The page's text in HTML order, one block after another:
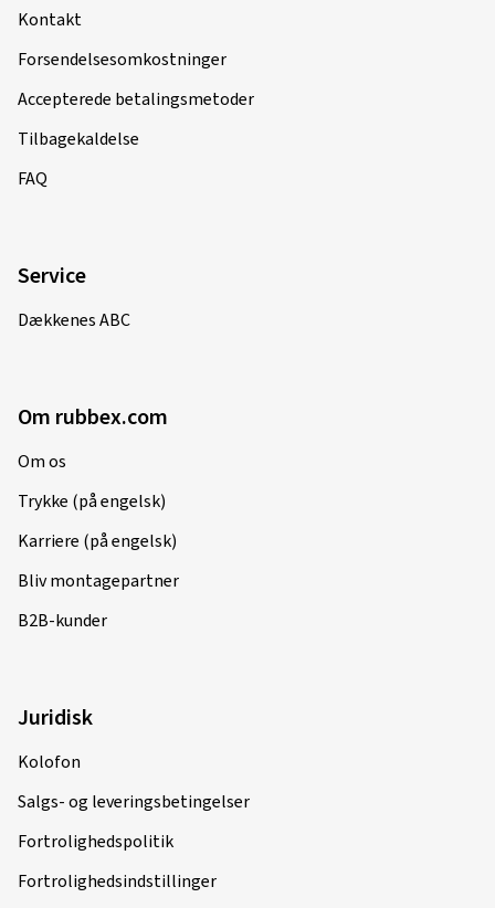
Kontakt
Forsendelsesomkostninger
Accepterede betalingsmetoder
Tilbagekaldelse
FAQ
Service
Dækkenes ABC
Om rubbex.com
Om os
Trykke (på engelsk)
Karriere (på engelsk)
Bliv montagepartner
B2B-kunder
Juridisk
Kolofon
Salgs- og leveringsbetingelser
Fortrolighedspolitik
Fortrolighedsindstillinger